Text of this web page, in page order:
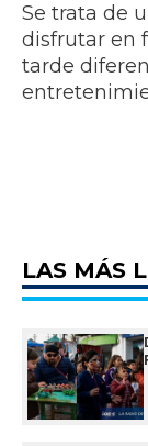
Se trata de
disfrutar en
tarde
LAS MÁS